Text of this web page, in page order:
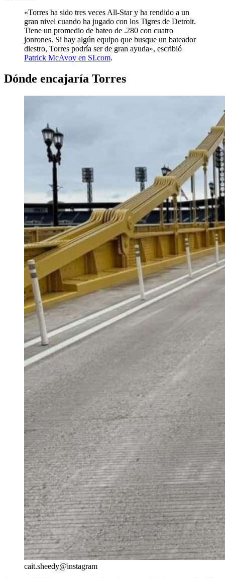
«Torres ha sido tres veces All-Star y ha rendido a un
gran nivel cuando ha jugado con los Tigres de Detroit.
Tiene un promedio de bateo de .280 con cuatro
jonrones. Si hay algún equipo que busque un bateador
diestro, Torres podría ser de gran ayuda», escribió
Patrick McAvoy en SI.com.
Dónde encajaría Torres
cait.sheedy@instagram